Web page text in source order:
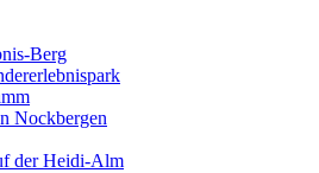
Berg
Nockbergen
der Heidi-Alm